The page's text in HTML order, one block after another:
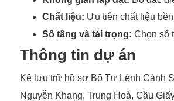
Chất liệu: Ưu tiên chất liệu
Số tầng và tải trọng: Chọn số
Thông tin dự án
Kệ lưu trữ hồ sơ Bộ Tư Lệnh Cảnh
Nguyễn Khang, Trung Hoà, Cầu